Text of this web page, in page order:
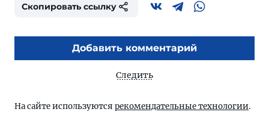
Скопировать ссылку
Добавить комментарий
Следить
На сайте используются рекомендательные технологии.